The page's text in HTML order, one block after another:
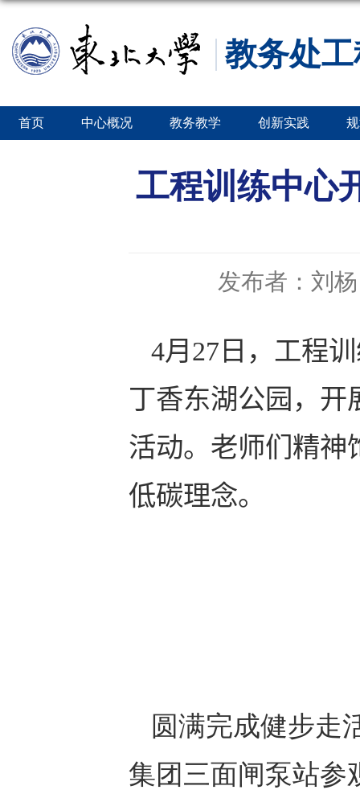
教务处
首页 中心概况 教务教学 创新实践
工程训练中心
发布者：刘杨
4月 27 日，工程
丁香东湖公园，开
活动。老师们精神
低碳理念。
圆满完成健步走
集团三面闸泵站参